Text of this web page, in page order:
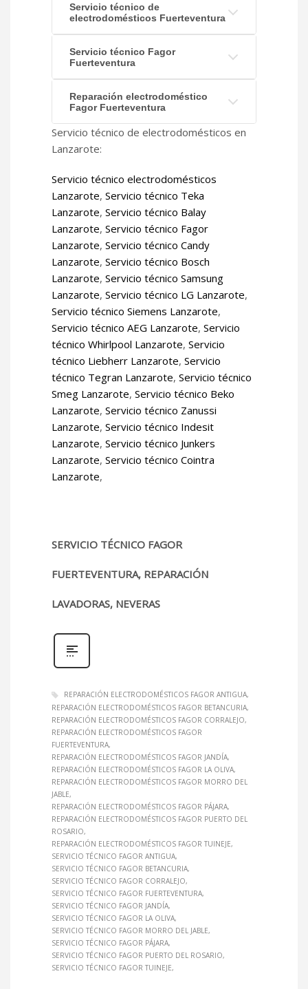
Servicio técnico de
electrodomésticos Fuerteventura
Servicio técnico Fagor
Fuerteventura
Reparación electrodoméstico
Fagor Fuerteventura
Servicio técnico de electrodomésticos en
Lanzarote:
Servicio técnico electrodomésticos
Lanzarote, Servicio técnico Teka
Lanzarote, Servicio técnico Balay
Lanzarote, Servicio técnico Fagor
Lanzarote, Servicio técnico Candy
Lanzarote, Servicio técnico Bosch
Lanzarote, Servicio técnico Samsung
Lanzarote, Servicio técnico LG Lanzarote,
Servicio técnico Siemens Lanzarote,
Servicio técnico AEG Lanzarote, Servicio
técnico Whirlpool Lanzarote, Servicio
técnico Liebherr Lanzarote, Servicio
técnico Tegran Lanzarote, Servicio técnico
Smeg Lanzarote, Servicio técnico Beko
Lanzarote, Servicio técnico Zanussi
Lanzarote, Servicio técnico Indesit
Lanzarote, Servicio técnico Junkers
Lanzarote, Servicio técnico Cointra
Lanzarote,
SERVICIO TÉCNICO FAGOR
FUERTEVENTURA, REPARACIÓN
LAVADORAS, NEVERAS
REPARACIÓN ELECTRODOMÉSTICOS FAGOR ANTIGUA
REPARACIÓN ELECTRODOMÉSTICOS FAGOR BETANCURIA
REPARACIÓN ELECTRODOMÉSTICOS FAGOR CORRALEJO
REPARACIÓN ELECTRODOMÉSTICOS FAGOR
FUERTEVENTURA
REPARACIÓN ELECTRODOMÉSTICOS FAGOR JANDÍA
REPARACIÓN ELECTRODOMÉSTICOS FAGOR LA OLIVA
REPARACIÓN ELECTRODOMÉSTICOS FAGOR MORRO DEL
JABLE
REPARACIÓN ELECTRODOMÉSTICOS FAGOR PÁJARA
REPARACIÓN ELECTRODOMÉSTICOS FAGOR PUERTO DEL
ROSARIO
REPARACIÓN ELECTRODOMÉSTICOS FAGOR TUINEJE
SERVICIO TÉCNICO FAGOR ANTIGUA
SERVICIO TÉCNICO FAGOR BETANCURIA
SERVICIO TÉCNICO FAGOR CORRALEJO
SERVICIO TÉCNICO FAGOR FUERTEVENTURA
SERVICIO TÉCNICO FAGOR JANDÍA
SERVICIO TÉCNICO FAGOR LA OLIVA
SERVICIO TÉCNICO FAGOR MORRO DEL JABLE
SERVICIO TÉCNICO FAGOR PÁJARA
SERVICIO TÉCNICO FAGOR PUERTO DEL ROSARIO
SERVICIO TÉCNICO FAGOR TUINEJE